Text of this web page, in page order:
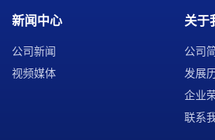
新闻中心
公司新闻
视频媒体
关于
公司
发展
企业
联系